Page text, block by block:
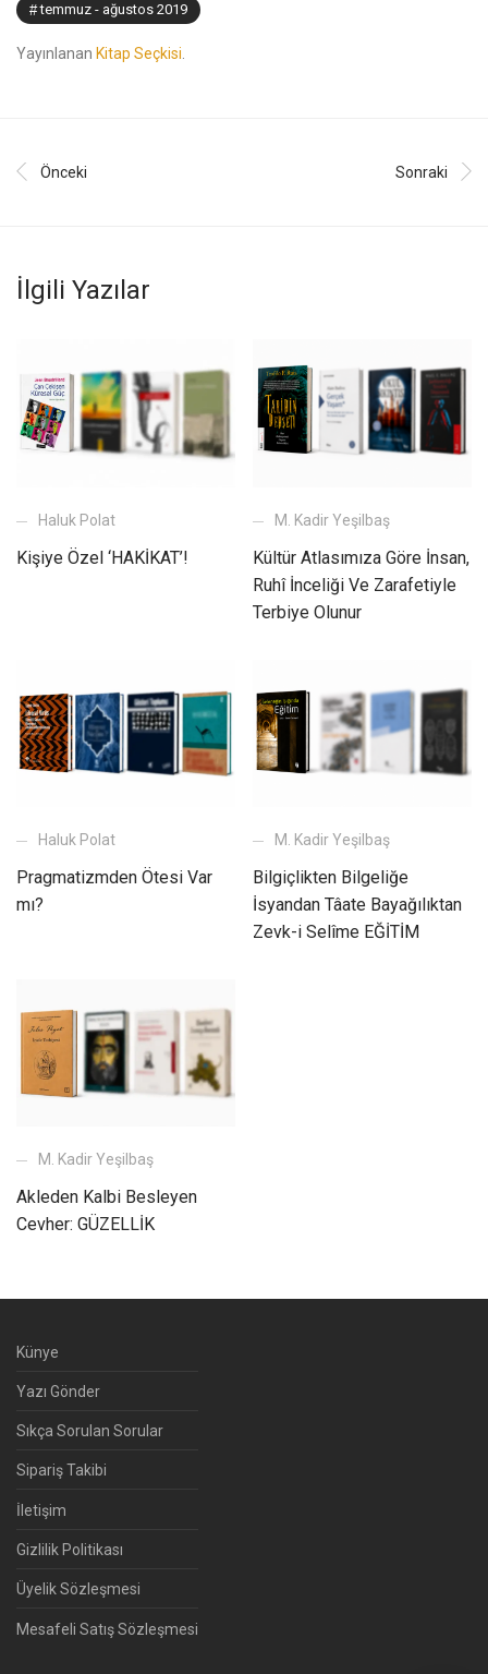
temmuz - ağustos 2019
Yayınlanan Kitap Seçkisi.
Önceki Sonraki
İlgili Yazılar
Haluk Polat
Kişiye Özel ‘HAKİKAT’!
M. Kadir Yeşilbaş
Kültür Atlasımıza Göre İnsan,
Ruhî İnceliği Ve Zarafetiyle
Terbiye Olunur
Haluk Polat
Pragmatizmden Ötesi Var
mı?
M. Kadir Yeşilbaş
Bilgiçlikten Bilgeliğe
İsyandan Tâate Bayağılıktan
Zevk-i Selîme EĞİTİM
M. Kadir Yeşilbaş
Akleden Kalbi Besleyen
Cevher: GÜZELLİK
Künye
Yazı Gönder
Sıkça Sorulan Sorular
Sipariş Takibi
İletişim
Gizlilik Politikası
Üyelik Sözleşmesi
Mesafeli Satış Sözleşmesi